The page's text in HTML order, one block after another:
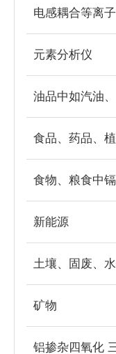
元素分析仪
新能源
矿物